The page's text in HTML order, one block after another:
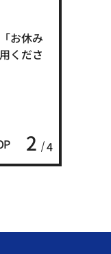
表示
ドを表示
2 4
お休み
くださ